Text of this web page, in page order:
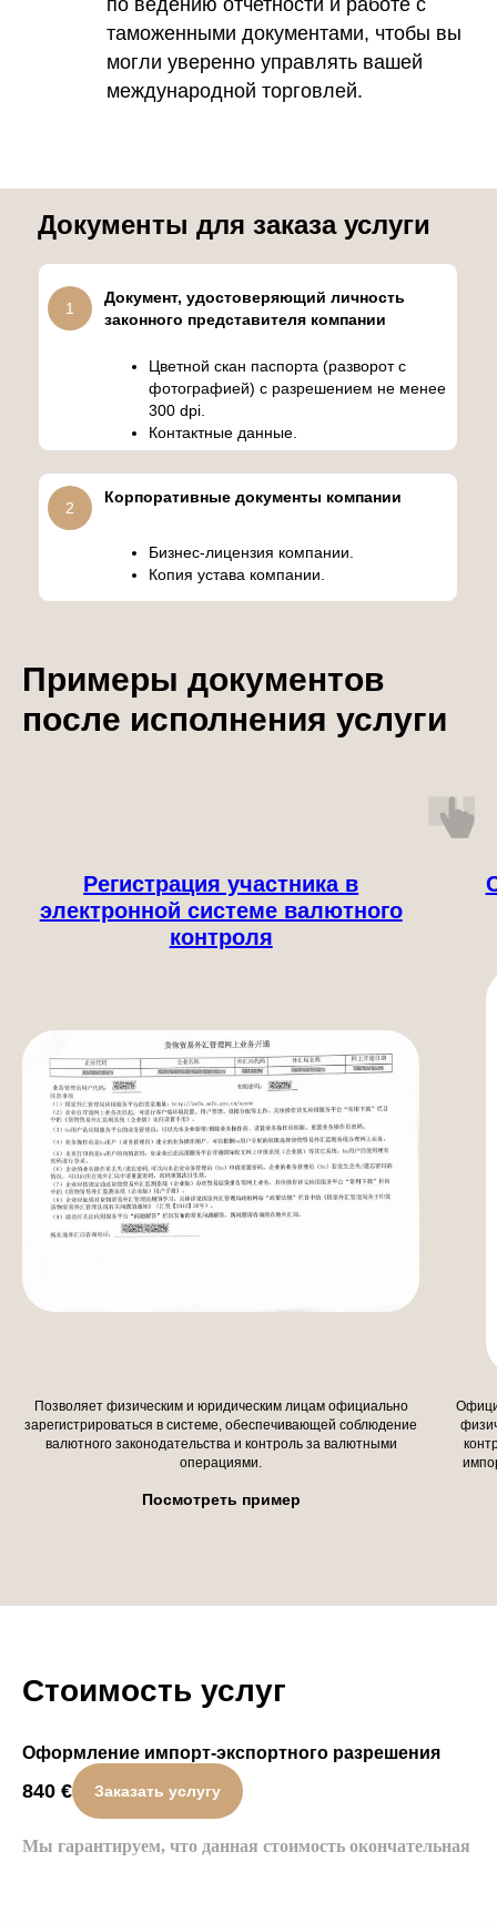
по ведению отчетности и работе с
таможенными документами, чтобы вы
могли уверенно управлять вашей
международной торговлей.
Документы для заказа услуги
Документ, удостоверяющий личность
законного представителя компании
1
Корпоративные документы компании
2
Цветной скан паспорта (разворот с
фотографией) с разрешением не менее
300 dpi.
Контактные данные.
Бизнес-лицензия компании.
Копия устава компании.
Примеры документов
после исполнения услуги
Регистрация участника в
электронной системе валютного
контроля
Позволяет физическим и юридическим лицам официально
зарегистрироваться в системе, обеспечивающей соблюдение
валютного законодательства и контроль за валютными
операциями.
Посмотреть пример
Стоимость услуг
Оформление импорт-экспортного разрешения
840 € Заказать услугу
Мы гарантируем, что данная стоимость окончательная